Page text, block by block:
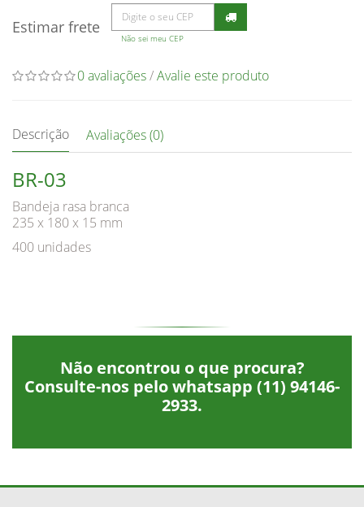
Estimar frete
Não sei meu CEP
0 avaliações/Avalie este produto
Descrição Avaliações (0)
BR-03
Bandeja rasa branca
235 x 180 x 15 mm
400 unidades
Não encontrou o que procura?
Consulte-nos pelo whatsapp (11) 94146-
2933.